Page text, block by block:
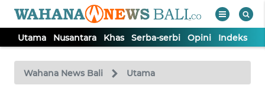
Utama Nusantara Khas Serba-serbi Opini Indeks
Wahana News Bali Utama
TV
Tutup